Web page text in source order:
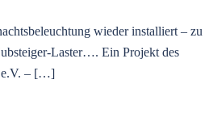
wieder installiert – zu
Laster…. Ein Projekt des
e.V. – […]